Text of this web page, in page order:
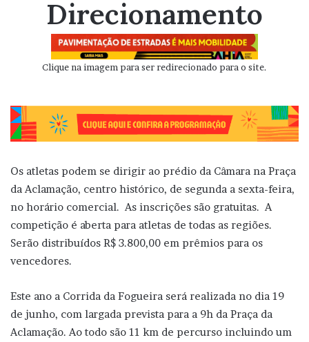
Direcionamento
Clique na imagem para ser redirecionado para o site.
Os atletas podem se dirigir ao prédio da Câmara na Praça
da Aclamação, centro histórico, de segunda a sexta-feira,
no horário comercial. As inscrições são gratuitas. A
competição é aberta para atletas de todas as regiões.
Serão distribuídos R$ 3.800,00 em prêmios para os
vencedores.
Este ano a Corrida da Fogueira será realizada no dia 19
de junho, com largada prevista para a 9h da Praça da
Aclamação. Ao todo são 11 km de percurso incluindo um